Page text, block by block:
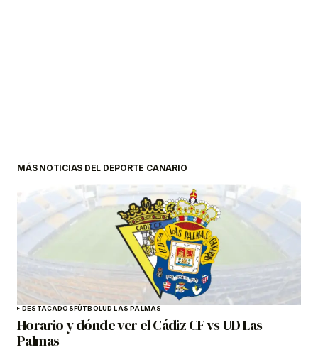
MÁS NOTICIAS DEL DEPORTE CANARIO
DESTACADOS FÚTBOLUD LAS PALMAS
Horario y dónde ver el Cádiz CF vs UD Las
Palmas